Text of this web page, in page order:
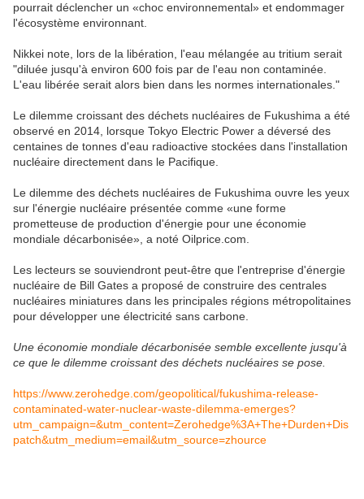
pourrait déclencher un «choc environnemental» et endommager
l'écosystème environnant.
Nikkei note, lors de la libération, l'eau mélangée au tritium serait
"diluée jusqu'à environ 600 fois par de l'eau non contaminée.
L'eau libérée serait alors bien dans les normes internationales."
Le dilemme croissant des déchets nucléaires de Fukushima a été
observé en 2014, lorsque Tokyo Electric Power a déversé des
centaines de tonnes d'eau radioactive stockées dans l'installation
nucléaire directement dans le Pacifique.
Le dilemme des déchets nucléaires de Fukushima ouvre les yeux
sur l'énergie nucléaire présentée comme «une forme
prometteuse de production d'énergie pour une économie
mondiale décarbonisée», a noté Oilprice.com.
Les lecteurs se souviendront peut-être que l'entreprise d'énergie
nucléaire de Bill Gates a proposé de construire des centrales
nucléaires miniatures dans les principales régions métropolitaines
pour développer une électricité sans carbone.
Une économie mondiale décarbonisée semble excellente jusqu'à
ce que le dilemme croissant des déchets nucléaires se pose.
https://www.zerohedge.com/geopolitical/fukushima-release-
contaminated-water-nuclear-waste-dilemma-emerges?
utm_campaign=&utm_content=Zerohedge%3A+The+Durden+Dis
patch&utm_medium=email&utm_source=zhource